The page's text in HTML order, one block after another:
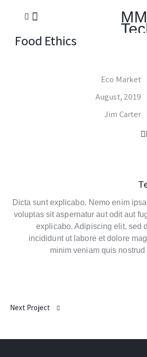
Food Ethics
Dicta sunt explicabo. Nemo enim
voluptas sit aspernatur aut odit aut
explicabo. Adipiscing elit, sed
incididunt ut labore et dolore
minim veniam quis
Eco Market
August, 2019
Jim Carter
Next Project